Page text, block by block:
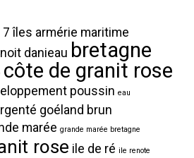
îles armérie maritime
danieau bretagne
côte de granit rose
poussin eau
goéland brun
marée grande marée bretagne
rose ile de ré ile renote